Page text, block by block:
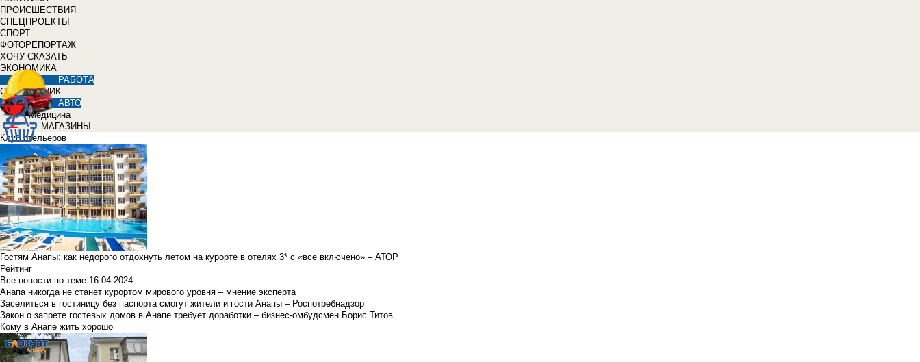
ПРОИСШЕСТВИЯ
СПЕЦПРОЕКТЫ
СПОРТ
ФОТОРЕПОРТАЖ
ХОЧУ СКАЗАТЬ
ЭКОНОМИКА
РАБОТА
СПРАВОЧНИК
АВТО
Медицина
МАГАЗИНЫ
Клуб отельеров
Гостям Анапы: как недорого отдохнуть летом на курорте в отелях 3* с «все включено» – АТОР
Рейтинг
Все новости по теме 16.04.2024
Анапа никогда не станет курортом мирового уровня – мнение эксперта
Заселиться в гостиницу без паспорта смогут жители и гости Анапы – Роспотребнадзор
Закон о запрете гостевых домов в Анапе требует доработки – бизнес-омбудсмен Борис Титов
Кому в Анапе жить хорошо